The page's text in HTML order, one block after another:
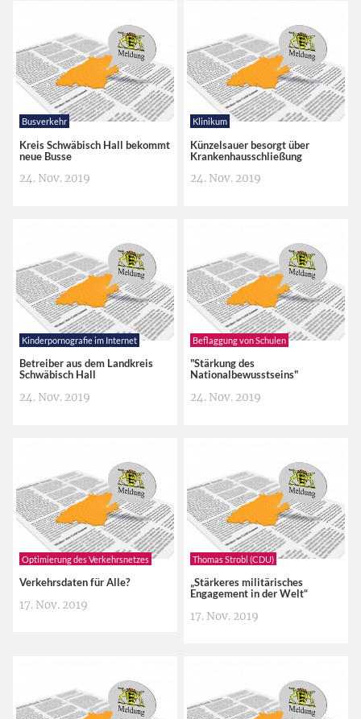
Busverkehr
Kreis Schwäbisch Hall bekommt
neue Busse
24. Nov. 2019
Klinikum
Künzelsauer besorgt über
Krankenhausschließung
24. Nov. 2019
Kinderpornografie im Internet
Betreiber aus dem Landkreis
Schwäbisch Hall
24. Nov. 2019
Beflaggung von Schulen
"Stärkung des
Nationalbewusstseins"
24. Nov. 2019
Optimierung des Verkehrsnetzes
Verkehrsdaten für Alle?
17. Nov. 2019
Thomas Strobl (CDU)
„Stärkeres militärisches
Engagement in der Welt“
17. Nov. 2019